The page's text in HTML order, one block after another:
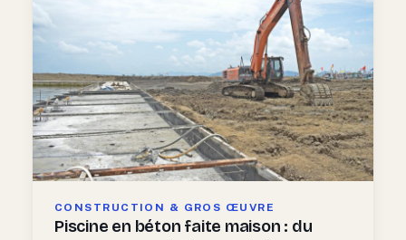
CONSTRUCTION & GROS ŒUVRE
Piscine en béton faite maison : du